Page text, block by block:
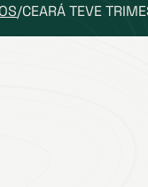
/CEARÁ TEVE